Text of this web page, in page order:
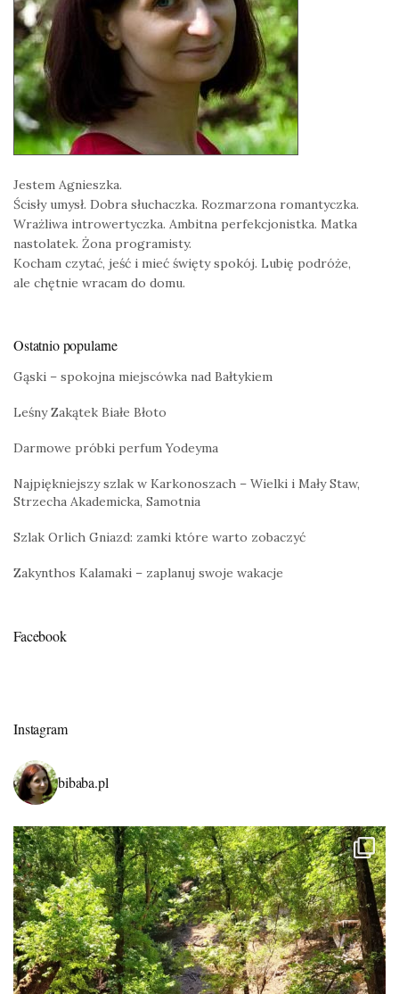
Jestem Agnieszka.
Ścisły umysł. Dobra słuchaczka. Rozmarzona romantyczka.
Wrażliwa introwertyczka. Ambitna perfekcjonistka. Matka
nastolatek. Żona programisty.
Kocham czytać, jeść i mieć święty spokój. Lubię podróże,
ale chętnie wracam do domu.
Ostatnio popularne
Gąski – spokojna miejscówka nad Bałtykiem
Leśny Zakątek Białe Błoto
Darmowe próbki perfum Yodeyma
Najpiękniejszy szlak w Karkonoszach – Wielki i Mały Staw,
Strzecha Akademicka, Samotnia
Szlak Orlich Gniazd: zamki które warto zobaczyć
Zakynthos Kalamaki – zaplanuj swoje wakacje
Facebook
Instagram
bibaba.pl